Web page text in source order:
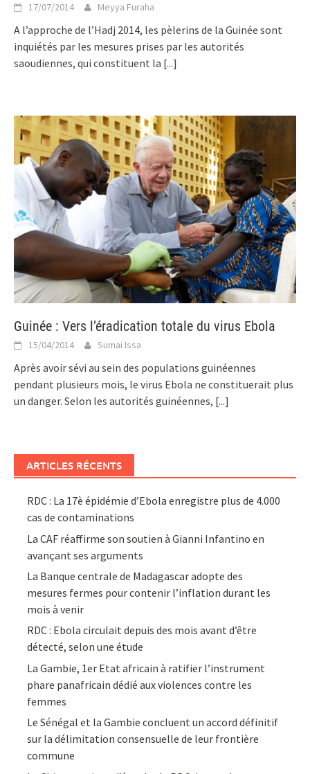
17/07/2014 Meyya Furaha
A l’approche de l’Hadj 2014, les pèlerins de la Guinée sont
inquiétés par les mesures prises par les autorités
saoudiennes, qui constituent la [...]
Guinée : Vers l’éradication totale du virus Ebola
15/04/2014 Sumai Issa
Après avoir sévi au sein des populations guinéennes
pendant plusieurs mois, le virus Ebola ne constituerait plus
un danger. Selon les autorités guinéennes, [...]
ARTICLES RÉCENTS
RDC : La 17è épidémie d’Ebola enregistre plus de 4.000
cas de contaminations
La CAF réaffirme son soutien à Gianni Infantino en
avançant ses arguments
La Banque centrale de Madagascar adopte des
mesures fermes pour contenir l’inflation durant les
mois à venir
RDC : Ebola circulait depuis des mois avant d’être
détecté, selon une étude
La Gambie, 1er Etat africain à ratifier l’instrument
phare panafricain dédié aux violences contre les
femmes
Le Sénégal et la Gambie concluent un accord définitif
sur la délimitation consensuelle de leur frontière
commune